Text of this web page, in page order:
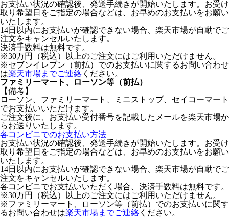
お支払い状況の確認後、発送手続きが開始いたします。お受け
取り希望日をご指定の場合などは、お早めのお支払いをお願い
いたします。
14日以内にお支払いが確認できない場合、楽天市場が自動でご
注文をキャンセルいたします。
決済手数料は無料です。
※30万円（税込）以上のご注文にはご利用いただけません。
※セブンイレブン（前払）でのお支払いに関するお問い合わせ
は楽天市場までご連絡 ください。
ファミリーマート、ローソン等（前払）
【備考】
ローソン、ファミリーマート、ミニストップ、セイコーマート
でお支払いいただけます。
ご注文後に、お支払い受付番号を記載したメールを楽天市場か
らお送りいたします。
各コンビニでのお支払い方法
お支払い状況の確認後、発送手続きが開始いたします。お受け
取り希望日をご指定の場合などは、お早めのお支払いをお願い
いたします。
14日以内にお支払いが確認できない場合、楽天市場が自動でご
注文をキャンセルいたします。
各コンビニでお支払いいただく場合、決済手数料は無料です。
※30万円（税込）以上のご注文にはご利用いただけません。
※ファミリーマート、ローソン等（前払）でのお支払いに関す
るお問い合わせは楽天市場までご連絡 ください。